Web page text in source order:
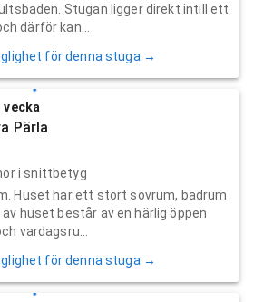
Stugan ligger direkt intill ett
därför kan...
för denna stuga →
vecka
Pärla
i snittbetyg
Huset har ett stort sovrum, badrum
huset består av en härlig öppen
vardagsru...
för denna stuga →